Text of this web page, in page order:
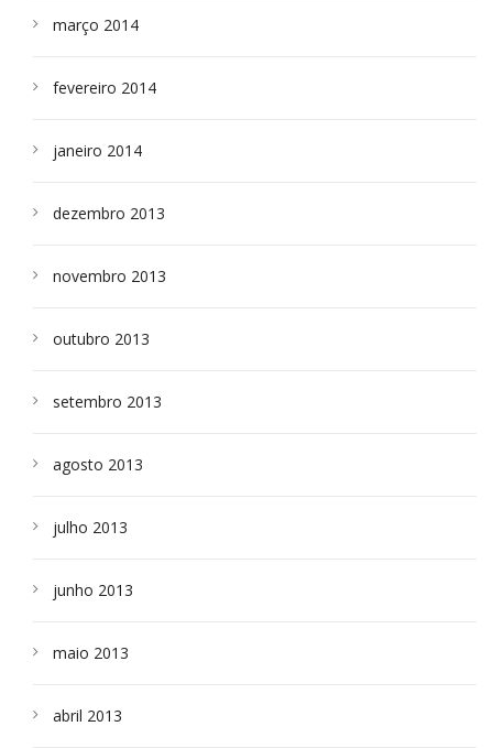
março 2014
fevereiro 2014
janeiro 2014
dezembro 2013
novembro 2013
outubro 2013
setembro 2013
agosto 2013
julho 2013
junho 2013
maio 2013
abril 2013